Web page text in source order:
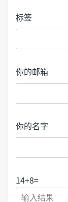
标签
你的邮箱
你的名字
14+8=